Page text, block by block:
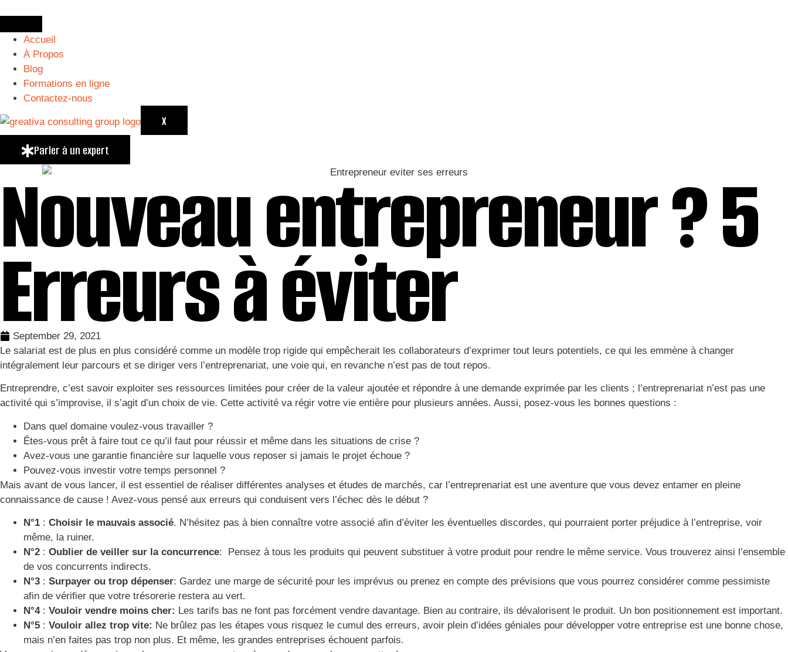
Accueil
À Propos
Blog
Formations en ligne
Contactez-nous
X
Parler à un expert
Nouveau entrepreneur ? 5
Erreurs à éviter
September 29, 2021
Le salariat est de plus en plus considéré comme un modèle trop rigide qui empêcherait les collaborateurs d’exprimer tout leurs potentiels, ce qui les emmène à changer
intégralement leur parcours et se diriger vers l’entreprenariat, une voie qui, en revanche n’est pas de tout repos.
Entreprendre, c’est savoir exploiter ses ressources limitées pour créer de la valeur ajoutée et répondre à une demande exprimée par les clients ; l’entreprenariat n’est pas une
activité qui s’improvise, il s’agit d’un choix de vie. Cette activité va régir votre vie entière pour plusieurs années. Aussi, posez-vous les bonnes questions :
Dans quel domaine voulez-vous travailler ?
Êtes-vous prêt à faire tout ce qu’il faut pour réussir et même dans les situations de crise ?
Avez-vous une garantie financière sur laquelle vous reposer si jamais le projet échoue ?
Pouvez-vous investir votre temps personnel ?
Mais avant de vous lancer, il est essentiel de réaliser différentes analyses et études de marchés, car l’entreprenariat est une aventure que vous devez entamer en pleine
connaissance de cause ! Avez-vous pensé aux erreurs qui conduisent vers l’échec dès le début ?
N°1 : Choisir le mauvais associé. N’hésitez pas à bien connaître votre associé afin d’éviter les éventuelles discordes, qui pourraient porter préjudice à l’entreprise, voir
même, la ruiner.
N°2 : Oublier de veiller sur la concurrence: Pensez à tous les produits qui peuvent substituer à votre produit pour rendre le même service. Vous trouverez ainsi l’ensemble
de vos concurrents indirects.
N°3 : Surpayer ou trop dépenser: Gardez une marge de sécurité pour les imprévus ou prenez en compte des prévisions que vous pourrez considérer comme pessimiste
afin de vérifier que votre trésorerie restera au vert.
N°4: Vouloir vendre moins cher: Les tarifs bas ne font pas forcément vendre davantage. Bien au contraire, ils dévalorisent le produit. Un bon positionnement est important.
N°5 : Vouloir allez trop vite: Ne brûlez pas les étapes vous risquez le cumul des erreurs, avoir plein d’idées géniales pour développer votre entreprise est une bonne chose,
mais n’en faites pas trop non plus. Et même, les grandes entreprises échouent parfois.